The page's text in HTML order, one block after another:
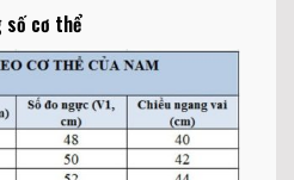
số cơ thể